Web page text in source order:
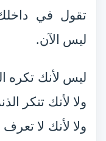
تقول في
ليس الآن.
ليس لأنك تكره
ولا لأنك تنكر
ولا لأنك لا